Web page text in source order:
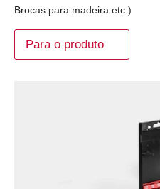
Brocas para madeira etc.)
Para o produto